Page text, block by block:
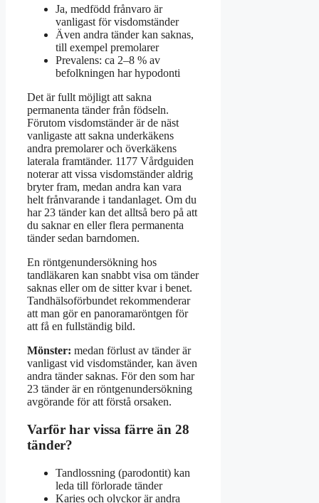
Ja, medfödd frånvaro är
vanligast för visdomständer
Även andra tänder kan saknas,
till exempel premolarer
Prevalens: ca 2–8 % av
befolkningen har hypodonti
Det är fullt möjligt att sakna
permanenta tänder från födseln.
Förutom visdomständer är de näst
vanligaste att sakna underkäkens
andra premolarer och överkäkens
laterala framtänder. 1177 Vårdguiden
noterar att vissa visdomständer aldrig
bryter fram, medan andra kan vara
helt frånvarande i tandanlaget. Om du
har 23 tänder kan det alltså bero på att
du saknar en eller flera permanenta
tänder sedan barndomen.
En röntgenundersökning hos
tandläkaren kan snabbt visa om tänder
saknas eller om de sitter kvar i benet.
Tandhälsoförbundet rekommenderar
att man gör en panoramaröntgen för
att få en fullständig bild.
Mönster: medan förlust av tänder är
vanligast vid visdomständer, kan även
andra tänder saknas. För den som har
23 tänder är en röntgenundersökning
avgörande för att förstå orsaken.
Varför har vissa färre än 28
tänder?
Tandlossning (parodontit) kan
leda till förlorade tänder
Karies och olyckor är andra